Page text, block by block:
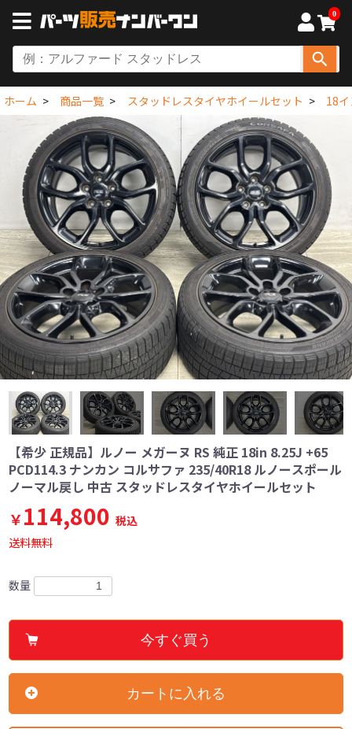
0
ホーム 商品一覧 スタッドレスタイヤホイールセット 18
【希少 正規品】ルノー メガーヌ RS 純正 18in 8.25J +65
PCD114.3 ナンカン コルサファ 235/40R18 ルノースポール
ノーマル戻し 中古 スタッドレスタイヤホイールセット
￥114,800 税込
送料無料
数量
今すぐ買う
カートに入れる